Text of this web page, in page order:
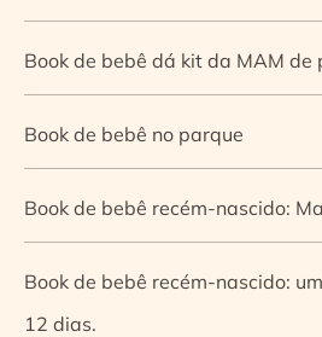
Book de bebê dá kit da MAM de
Book de bebê no parque
Book de bebê recém-nascido:
Book de bebê recém-nascido:
12 dias.